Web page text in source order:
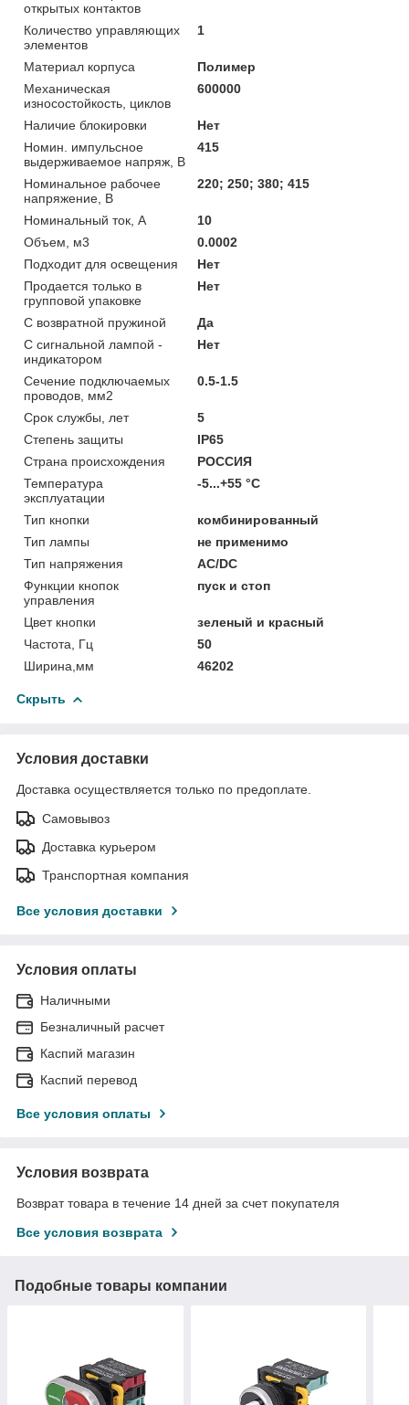
открытых контактов
Количество управляющих
элементов
1
Материал корпуса
Полимер
Механическая
износостойкость, циклов
600000
Наличие блокировки
Нет
Номин. импульсное
выдерживаемое напряж, В
415
Номинальное рабочее
напряжение, В
220; 250; 380; 415
Номинальный ток, А
10
Объем, м3
0.0002
Подходит для освещения
Нет
Продается только в
групповой упаковке
Нет
С возвратной пружиной
Да
С сигнальной лампой -
индикатором
Нет
Сечение подключаемых
проводов, мм2
0.5-1.5
Срок службы, лет
5
Степень защиты
IP65
Страна происхождения
РОССИЯ
Температура
эксплуатации
-5...+55 °C
Тип кнопки
комбинированный
Тип лампы
не применимо
Тип напряжения
AC/DC
Функции кнопок
управления
пуск и стоп
Цвет кнопки
зеленый и красный
Частота, Гц
50
Ширина,мм
46202
Скрыть
Условия доставки
Доставка осуществляется только по предоплате.
Самовывоз
Доставка курьером
Транспортная компания
Все условия доставки
Условия оплаты
Наличными
Безналичный расчет
Каспий магазин
Каспий перевод
Все условия оплаты
Условия возврата
Возврат товара в течение 14 дней за счет покупателя
Все условия возврата
Подобные товары компании